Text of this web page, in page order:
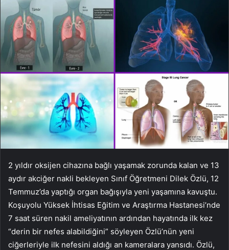
2 yıldır oksijen cihazına bağlı yaşamak zorunda kalan ve 13
aydır akciğer nakli bekleyen Sınıf Öğretmeni Dilek Özlü, 12
Temmuz’da yaptığı organ bağışıyla yeni yaşamına kavuştu.
Koşuyolu Yüksek İhtisas Eğitim ve Araştırma Hastanesi’nde
7 saat süren nakil ameliyatının ardından hayatında ilk kez
“derin bir nefes alabildiğini” söyleyen Özlü’nün yeni
ciğerleriyle ilk nefesini aldığı an kameralara yansıdı. Özlü,